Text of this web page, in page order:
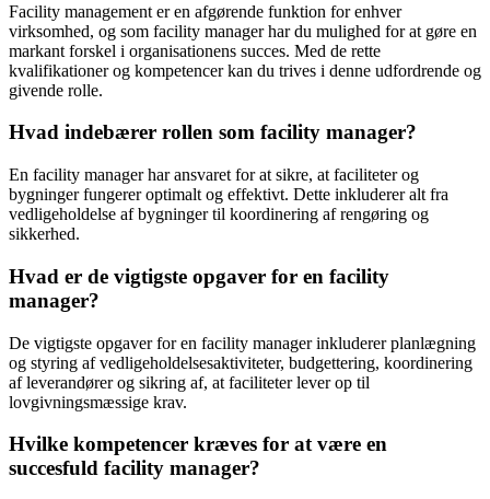
Facility management er en afgørende funktion for enhver
virksomhed, og som facility manager har du mulighed for at gøre en
markant forskel i organisationens succes. Med de rette
kvalifikationer og kompetencer kan du trives i denne udfordrende og
givende rolle.
Hvad indebærer rollen som facility manager?
En facility manager har ansvaret for at sikre, at faciliteter og
bygninger fungerer optimalt og effektivt. Dette inkluderer alt fra
vedligeholdelse af bygninger til koordinering af rengøring og
sikkerhed.
Hvad er de vigtigste opgaver for en facility
manager?
De vigtigste opgaver for en facility manager inkluderer planlægning
og styring af vedligeholdelsesaktiviteter, budgettering, koordinering
af leverandører og sikring af, at faciliteter lever op til
lovgivningsmæssige krav.
Hvilke kompetencer kræves for at være en
succesfuld facility manager?